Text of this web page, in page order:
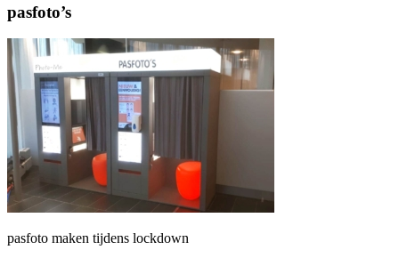
pasfoto’s
pasfoto maken tijdens lockdown